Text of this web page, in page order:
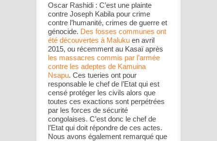
Oscar Rashidi : C’est une plainte
contre Joseph Kabila pour crime
contre l’humanité, crimes de guerre et
génocide. Des fosses communes ont
été découvertes à Maluku en avril
2015, ou récemment au Kasaï après
les massacres commis par l’armée
contre les adeptes de Kamuina
Nsapu. Ces tueries ont pour
responsable le chef de l’Etat qui est
censé protéger les civils alors que
toutes ces exactions sont perpétrées
par les forces de sécurité
congolaises. C’est donc le chef de
l’Etat qui doit répondre de ces actes.
Nous avons également remarqué que